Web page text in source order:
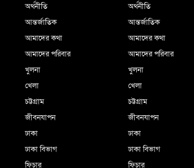
অর্থনীতি
আন্তর্জাতিক
আমাদের কথা
আমাদের পরিবার
খুলনা
খেলা
চট্টগ্রাম
জীবনযাপন
ঢাকা
ঢাকা বিভাগ
ফিচার
অর্থনীতি
আন্তর্জাতিক
আমাদের কথা
আমাদের পরিবার
খুলনা
খেলা
চট্টগ্রাম
জীবনযাপন
ঢাকা
ঢাকা বিভাগ
ফিচার